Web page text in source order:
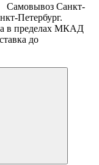
Самовывоз Санкт-
Петербург.
в пределах МКАД
до